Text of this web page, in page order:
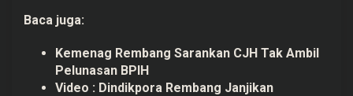
Baca juga:
Kemenag Rembang Sarankan CJH Tak Ambil
Pelunasan BPIH
Video : Dindikpora Rembang Janjikan